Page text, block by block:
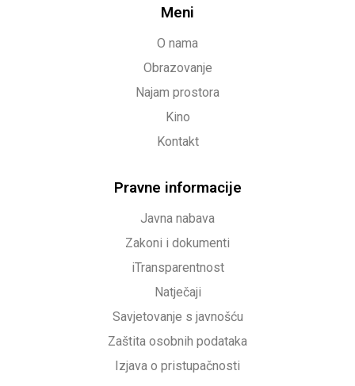
Meni
O nama
Obrazovanje
Najam prostora
Kino
Kontakt
Pravne informacije
Javna nabava
Zakoni i dokumenti
iTransparentnost
Natječaji
Savjetovanje s javnošću
Zaštita osobnih podataka
Izjava o pristupačnosti